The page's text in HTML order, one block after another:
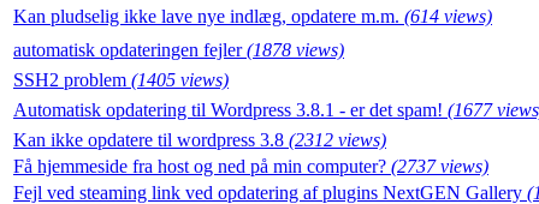
Kan pludselig ikke lave nye indlæg, opdatere m.m. (614 views)
automatisk opdateringen fejler(1878 views)
SSH2 problem (1405 views)
Automatisk opdatering til Wordpress 3.8.1 - er det spam! (1677
Kan ikke opdatere til wordpress 3.8 (2312 views)
Få hjemmeside fra host og ned på min computer? (2737 views)
Fejl ved steaming link ved opdatering af plugins NextGEN Gallery